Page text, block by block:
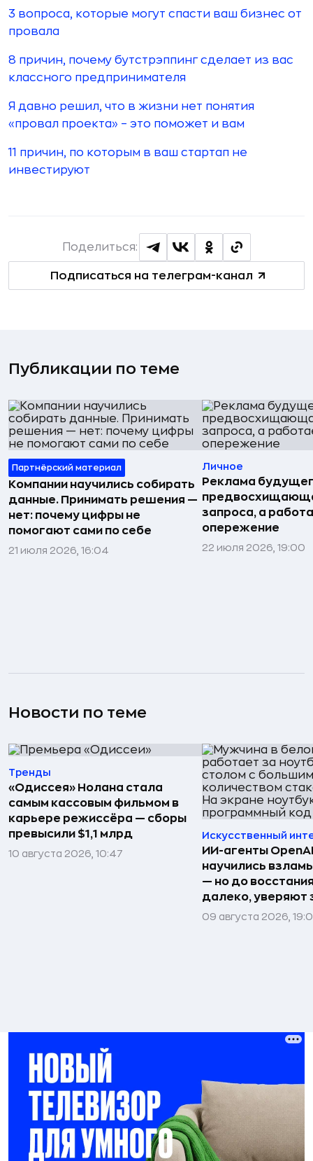
3 вопроса, которые могут спасти ваш бизнес от
провала
8 причин, почему бутстрэппинг сделает из вас
классного предпринимателя
Я давно решил, что в жизни нет понятия
«провал проекта» – это поможет и вам
11 причин, по которым в ваш стартап не
инвестируют
Подписаться на телеграм-канал
Поделиться:
Публикации по теме
Партнёрский материал
Компании научились собирать
данные. Принимать решения —
нет: почему цифры не
помогают сами по себе
21 июля 2026, 16:04
Личное
Реклама
запроса, а
опережение
22 июля 2026, 19:00
Новости по теме
Тренды
«Одиссея» Нолана стала
самым кассовым фильмом в
карьере режиссёра — сборы
превысили $1,1 млрд
10 августа 2026, 10:47
Искусственный
ИИ-агенты
научились
— но до
далеко, уверяют
09 августа 2026,